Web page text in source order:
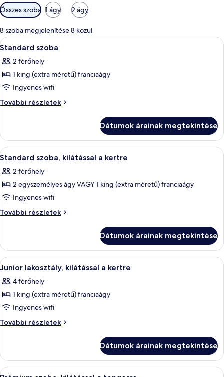
Szobákhoz
rendelkezésre
álló
szűrők
Összes szoba 1 ágy 2 ágy
8 szoba megjelenítése 8 közül
A
következő
szoba
összes
képének
megtekintése:
Standard szoba | Íróasztal,
6
Standard szoba
2 férőhely
1 king (extra méretű) franciaágy
Ingyenes wifi
További részletek
Standard
Dátumok árainak megtekintése
A
következő
szoba
összes
képének
megtekintése:
kilátással
a
kertre
Standard szoba, kilátással a kertre |
6
Standard szoba, kilátással a kertre
2 férőhely
2 egyszemélyes ágy VAGY 1 king (extra méretű) franciaágy
Ingyenes wifi
További részletek
Standard
kertre
további
részletei
Dátumok árainak megtekintése
A
következő
szoba
összes
képének
megtekintése:
kilátással
a
Junior lakosztály, kilátással a kertre
6
Junior lakosztály, kilátással a kertre
4 férőhely
1 king (extra méretű) franciaágy
Ingyenes wifi
További részletek
Junior
kertre
további
Dátumok árainak megtekintése
A
Prémium szoba, kilátással a